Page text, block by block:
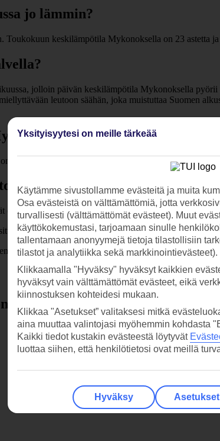
jo lämmin?
Toukokuun keskilämpötila Mykonoksella on 23
jolloin päivän keskilämpötila Mykonoksella
leutoon säähän, joka muistuttaa Suomen
21-24 astetta, joten luvassa on ihania, pitkiä uintihetkiä
ovat kuumia ja kuivia ja talvet leutoja.
alempana.
Yksityisyytesi on meille tärkeää
Käytämme sivustollamme evästeitä ja muita
Osa evästeistä on välttämättömiä, jotta
turvallisesti (välttämättömät evästeet). Muut
käyttökokemustasi, tarjoamaan sinulle
tallentamaan anonyymejä tietoja tilastollisiin
tilastot ja analytiikka sekä markkinointievästeet).
Klikkaamalla "Hyväksy" hyväksyt kaikkien
hyväksyt vain välttämättömät evästeet, eikä
kiinnostuksen kohteidesi mukaan.
Klikkaa "Asetukset” valitaksesi mitkä
aina muuttaa valintojasi myöhemmin kohdasta
Kaikki tiedot kustakin evästeestä löytyvät
luottaa siihen, että henkilötietosi ovat meillä
Hyväksy Asetukset